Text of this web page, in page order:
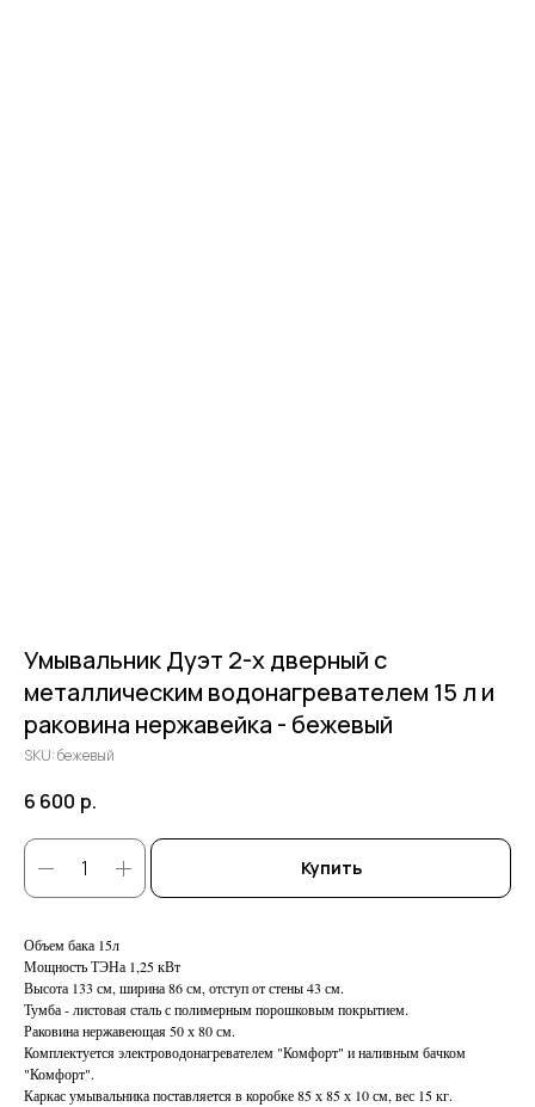
Умывальник Дуэт 2-х дверный c
металлическим водонагревателем 15 л и
раковина нержавейка - бежевый
SKU:бежевый
6 600 р.
Купить
Объем бака 15л
Мощность ТЭНа 1,25 кВт
Высота 133 см, ширина 86 см, отступ от стены 43 см.
Тумба - листовая сталь с полимерным порошковым покрытием.
Раковина нержавеющая 50 х 80 см.
Комплектуется электроводонагревателем "Комфорт" и наливным бачком
"Комфорт".
Каркас умывальника поставляется в коробке 85 х 85 х 10 см, вес 15 кг.